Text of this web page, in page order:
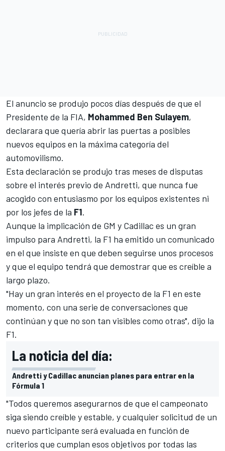
El anuncio se produjo pocos días después de que el
Presidente de la FIA, Mohammed Ben Sulayem,
declarara que quería abrir las puertas a posibles
nuevos equipos en la máxima categoría del
automovilismo.
Esta declaración se produjo tras meses de disputas
sobre el interés previo de Andretti, que nunca fue
acogido con entusiasmo por los equipos existentes ni
por los jefes de la F1.
Aunque la implicación de GM y Cadillac es un gran
impulso para Andretti, la F1 ha emitido un comunicado
en el que insiste en que deben seguirse unos procesos
y que el equipo tendrá que demostrar que es creíble a
largo plazo.
"Hay un gran interés en el proyecto de la F1 en este
momento, con una serie de conversaciones que
continúan y que no son tan visibles como otras", dijo la
F1.
La noticia del día:
Andretti y Cadillac anuncian planes para entrar en la
Fórmula 1
"Todos queremos asegurarnos de que el campeonato
siga siendo creíble y estable, y cualquier solicitud de un
nuevo participante será evaluada en función de
criterios que cumplan esos objetivos por todas las